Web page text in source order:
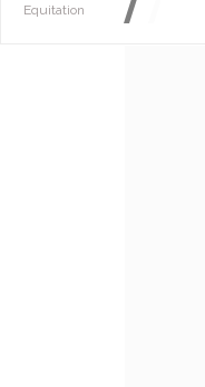
Equitation Espaces verts